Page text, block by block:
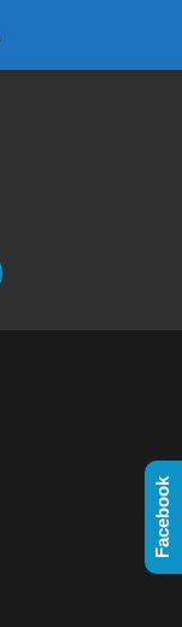
Facebook